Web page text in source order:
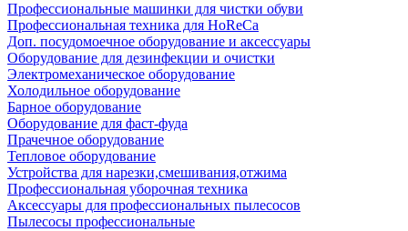
Профессиональные машинки для чистки обуви
Профессиональная техника для HoReCa
Доп. посудомоечное оборудование и аксессуары
Оборудование для дезинфекции и очистки
Электромеханическое оборудование
Холодильное оборудование
Барное оборудование
Оборудование для фаст-фуда
Прачечное оборудование
Тепловое оборудование
Устройства для нарезки,смешивания,отжима
Профессиональная уборочная техника
Аксессуары для профессиональных пылесосов
Пылесосы профессиональные